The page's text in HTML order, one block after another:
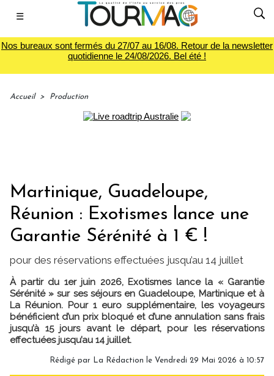
☰
Nos bureaux sont fermés du 27/07 au 16/08. Retour de la newsletter
quotidienne le 24/08/2026. Bel été !
Accueil > Production
Martinique, Guadeloupe,
Réunion : Exotismes lance une
Garantie Sérénité à 1 € !
pour des réservations effectuées jusqu’au 14 juillet
À partir du 1er juin 2026, Exotismes lance la « Garantie
Sérénité » sur ses séjours en Guadeloupe, Martinique et à
La Réunion. Pour 1 euro supplémentaire, les voyageurs
bénéficient d’un prix bloqué et d’une annulation sans frais
jusqu’à 15 jours avant le départ, pour les réservations
effectuées jusqu’au 14 juillet.
Rédigé par La Rédaction le Vendredi 29 Mai 2026 à 10:57